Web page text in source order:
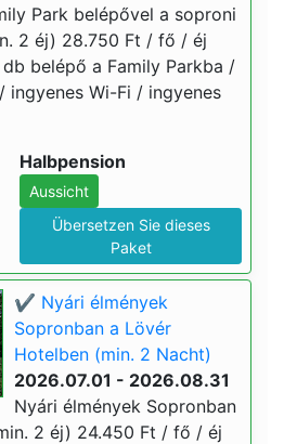
Park belépővel a soproni
2 éj) 28.750 Ft / fő / éj
belépő a Family Parkba /
ingyenes Wi-Fi / ingyenes
Halbpension
Aussicht
Übersetzen Sie dieses
Paket
✔️ Nyári élmények
Sopronban a Lövér
Hotelben (min. 2 Nacht)
2026.07.01 - 2026.08.31
Nyári élmények Sopronban
2 éj) 24.450 Ft / fő / éj